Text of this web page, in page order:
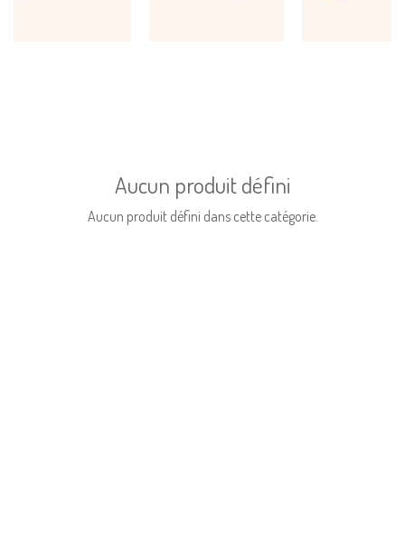
Aucun produit défini
Aucun produit défini dans cette catégorie.